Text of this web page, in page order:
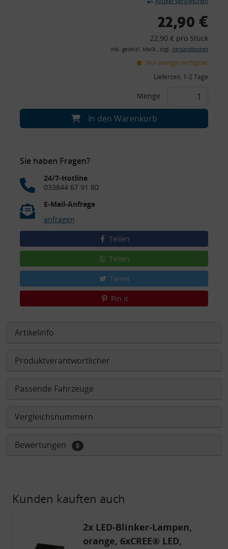
22,90 €
22,90 € pro Stück
inkl. gesetzl. MwSt., zzgl. Versandkosten
Nur wenige verfügbar
Lieferzeit: 1-2 Tage
Menge:
In den Warenkorb
Sie haben Fragen?
24/7-Hotline
033844 67 91 80
E-Mail-Anfrage
anfragen
Teilen
Teilen
Tweet
Pin it
Artikelinfo
Produktverantwortlicher
Passende Fahrzeuge
Vergleichsnummern
Bewertungen 0
Kunden kauften auch
2x LED-Blinker-Lampen,
orange, 6xCREE® LED,